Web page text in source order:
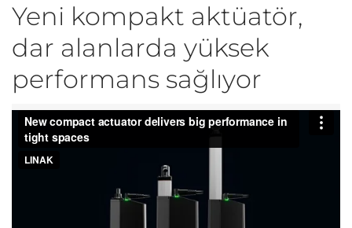
Yeni kompakt aktüatör,
dar alanlarda yüksek
performans sağlıyor